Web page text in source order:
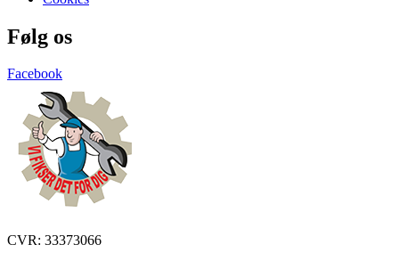
Følg os
Facebook
CVR: 33373066